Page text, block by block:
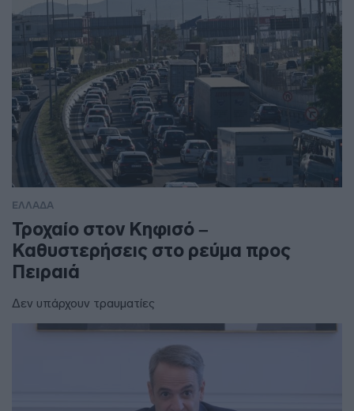
ΕΛΛΑΔΑ
Τροχαίο στον Κηφισό –
Καθυστερήσεις στο ρεύμα προς
Πειραιά
Δεν υπάρχουν τραυματίες